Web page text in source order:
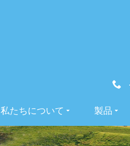
私たちについて 製品